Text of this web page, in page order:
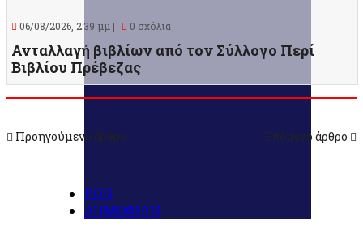
06/08/2026, 2:39 μμ | 0 σχόλια
Ανταλλαγή βιβλίων από τον Σύλλογο Περί
Βιβλίου Πρέβεζας
Προηγούμενο άρθρο Επόμενο άρθρο
ΡΟΗ
ΔΗΜΟΦΙΛΗ